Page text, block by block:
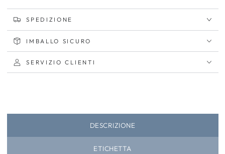
Fonte
della
Extra
Sparkling
Fonte
della
Sparkling
SPEDIZIONE
IMBALLO SICURO
SERVIZIO CLIENTI
DESCRIZIONE
ETICHETTA